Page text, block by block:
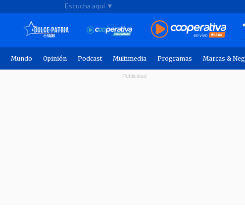
Escucha aquí ▼
Mundo Opinión Podcast Multimedia Programas Marcas &